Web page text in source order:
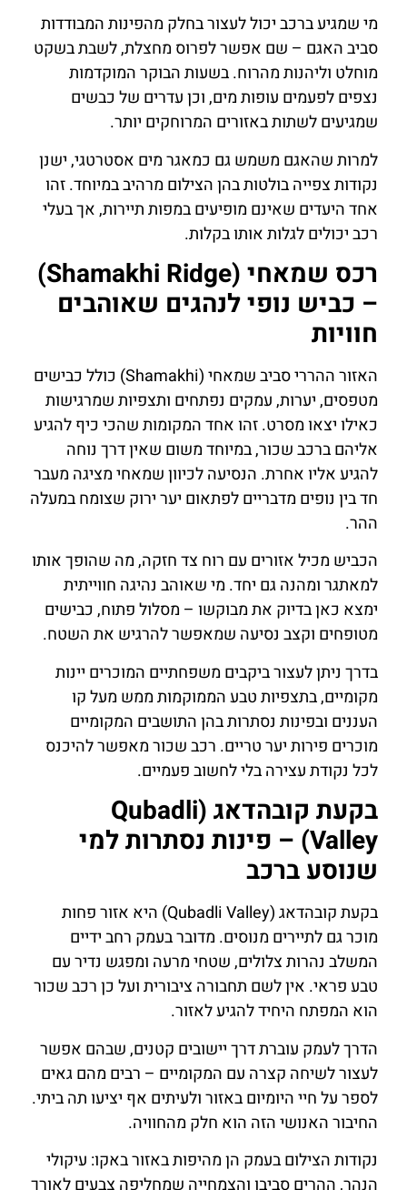
מי שמגיע ברכב יכול לעצור בחלק מהפינות המבודדות
סביב האגם – שם אפשר לפרוס מחצלת, לשבת בשקט
מוחלט וליהנות מהרוח. בשעות הבוקר המוקדמות
נצפים לפעמים עופות מים, וכן עדרים של כבשים
שמגיעים לשתות באזורים המרוחקים יותר.
למרות שהאגם משמש גם כמאגר מים אסטרטגי, ישנן
נקודות צפייה בולטות בהן הצילום מרהיב במיוחד. זהו
אחד היעדים שאינם מופיעים במפות תיירות, אך בעלי
רכב יכולים לגלות אותו בקלות.
רכס שמאחי (Shamakhi Ridge)
– כביש נופי לנהגים שאוהבים
חוויות
האזור ההררי סביב שמאחי (Shamakhi) כולל כבישים
מטפסים, יערות, עמקים נפתחים ותצפיות שמרגישות
כאילו יצאו מסרט. זהו אחד המקומות שהכי כיף להגיע
אליהם ברכב שכור, במיוחד משום שאין דרך נוחה
להגיע אליו אחרת. הנסיעה לכיוון שמאחי מציגה מעבר
חד בין נופים מדבריים לפתאום יער ירוק שצומח במעלה
ההר.
הכביש מכיל אזורים עם רוח צד חזקה, מה שהופך אותו
למאתגר ומהנה גם יחד. מי שאוהב נהיגה חווייתית
ימצא כאן בדיוק את מבוקשו – מסלול פתוח, כבישים
מטופחים וקצב נסיעה שמאפשר להרגיש את השטח.
בדרך ניתן לעצור ביקבים משפחתיים המוכרים יינות
מקומיים, בתצפיות טבע הממוקמות ממש מעל קו
העננים ובפינות נסתרות בהן התושבים המקומיים
מוכרים פירות יער טריים. רכב שכור מאפשר להיכנס
לכל נקודת עצירה בלי לחשוב פעמיים.
בקעת קובהדאג (Qubadli
Valley) – פינות נסתרות למי
שנוסע ברכב
בקעת קובהדאג (Qubadli Valley) היא אזור פחות
מוכר גם לתיירים מנוסים. מדובר בעמק רחב ידיים
המשלב נהרות צלולים, שטחי מרעה ומפגש נדיר עם
טבע פראי. אין לשם תחבורה ציבורית ועל כן רכב שכור
הוא המפתח היחיד להגיע לאזור.
הדרך לעמק עוברת דרך יישובים קטנים, שבהם אפשר
לעצור לשיחה קצרה עם המקומיים – רבים מהם גאים
לספר על חיי היומיום באזור ולעיתים אף יציעו תה ביתי.
החיבור האנושי הזה הוא חלק מהחוויה.
נקודות הצילום בעמק הן מהיפות באזור באקו: עיקולי
הנהר, ההרים סביבו והצמחייה שמחליפה צבעים לאורך